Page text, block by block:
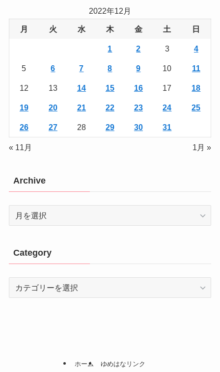
2022年12月
月 火 水 木 金 土 日
1 2 3 4
5 6 7 8 9 10 11
12 13 14 15 16 17 18
19 20 21 22 23 24 25
26 27 28 29 30 31
« 11月 1月 »
Archive
Archive
Category
Category
ホーム ゆめはなリンク